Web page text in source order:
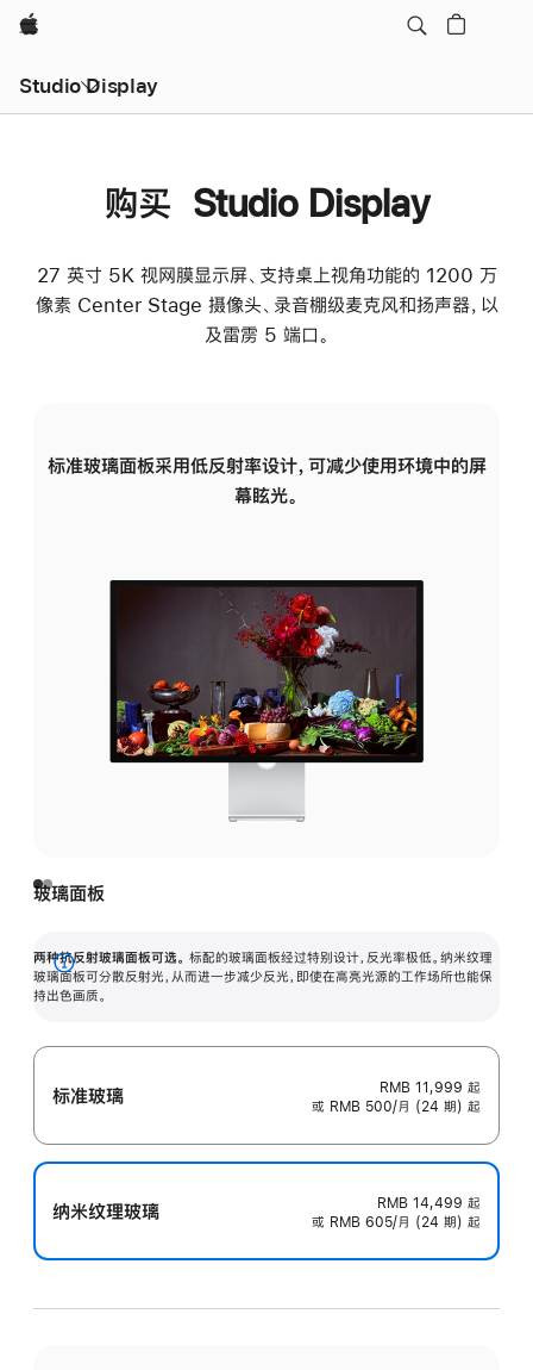
Apple
Studio Display
购买 Studio Display
27 英寸 5K 视网膜显示屏、支持桌上视角功能的 1200 万
像素 Center Stage 摄像头、录音棚级麦克风和扬声器，以
及雷雳 5 端口。
标准玻璃面板采用低反射率设计，可减少使用环境中的屏
幕眩光。
玻璃面板
两种抗反射玻璃面板可选。 标配的玻璃面板经过特别设计，反光率极低。纳米纹理
玻璃面板可分散反射光，从而进一步减少反光，即使在高亮光源的工作场所也能保
持出色画质。
展
开
标准玻璃 RMB 11,999 起
或 RMB 500/月 (24 期) 起
纳米纹理玻璃 RMB 14,499 起
或 RMB 605/月 (24 期) 起